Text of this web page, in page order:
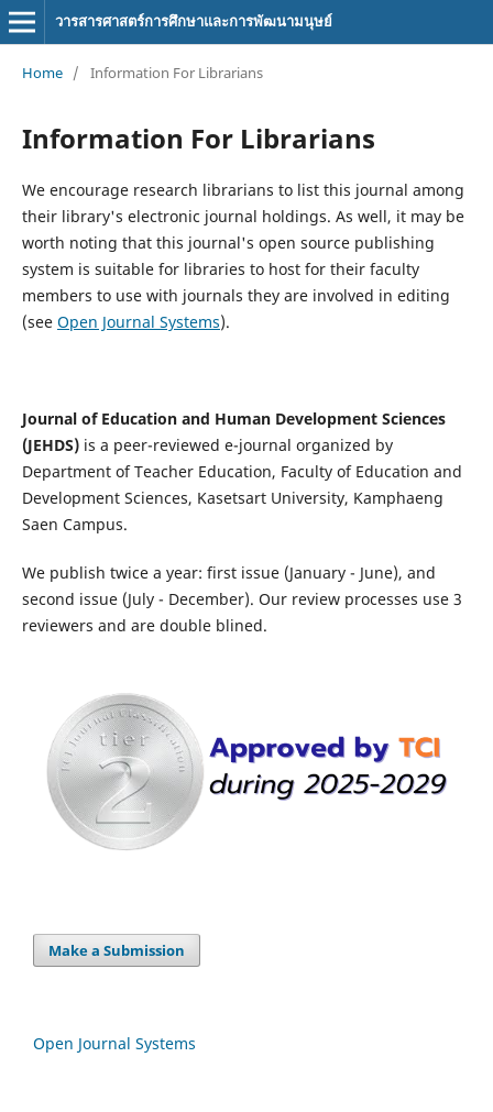
วารสารศาสตร์การศึกษาและการพัฒนามนุษย์
Home / Information For Librarians
Information For Librarians
We encourage research librarians to list this journal among
their library's electronic journal holdings. As well, it may be
worth noting that this journal's open source publishing
system is suitable for libraries to host for their faculty
members to use with journals they are involved in editing
(see Open Journal Systems).
Journal of Education and Human Development Sciences
(JEHDS) is a peer-reviewed e-journal organized by
Department of Teacher Education, Faculty of Education and
Development Sciences, Kasetsart University, Kamphaeng
Saen Campus.
We publish twice a year: first issue (January - June), and
second issue (July - December). Our review processes use 3
reviewers and are double blined.
Make a Submission
Open Journal Systems